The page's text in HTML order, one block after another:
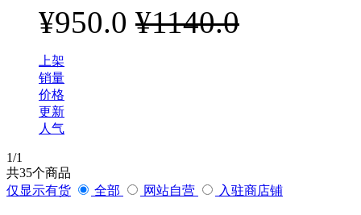
¥950.0 ¥1140.0
上架
销量
价格
更新
人气
1/1
共35个商品
仅显示有货
全部 网站自营 入驻商店铺